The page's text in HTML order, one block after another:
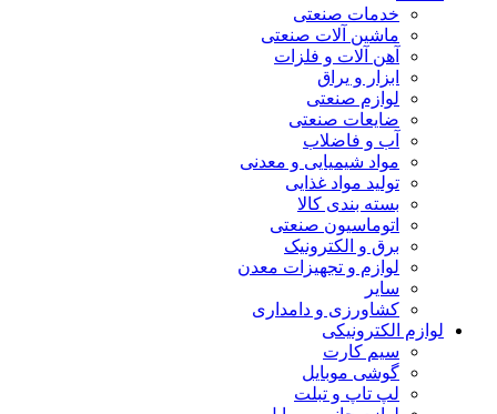
خدمات صنعتی
ماشین آلات صنعتی
آهن آلات و فلزات
ابزار و یراق
لوازم صنعتی
ضایعات صنعتی
آب و فاضلاب
مواد شیمیایی و معدنی
تولید مواد غذایی
بسته بندی کالا
اتوماسیون صنعتی
برق و الکترونیک
لوازم و تجهیزات معدن
سایر
کشاورزی و دامداری
لوازم الکترونیکی
سیم کارت
گوشی موبایل
لپ تاپ و تبلت